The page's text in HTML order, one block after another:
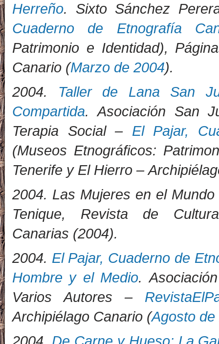
Herreño. Sixto Sánchez
Cuaderno de Etnografía
Patrimonio e Identidad),
Canario (Marzo de 2004).
2004. Taller de Lana San
Compartida. Asociación San
Terapia Social – El Pajar,
(Museos Etnográficos:
Tenerife y El Hierro –
2004. Las Mujeres en el
Tenique, Revista de
Canarias (2004).
2004. El Pajar, Cuaderno de
Hombre y el Medio.
Varios Autores –
Archipiélago Canario (Agosto de